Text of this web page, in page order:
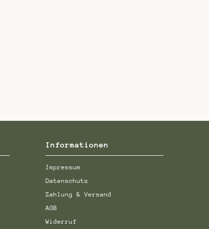
Informationen
Impressum
Datenschutz
Zahlung & Versand
AGB
Widerruf